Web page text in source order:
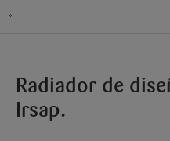
Radiador de
Irsap.